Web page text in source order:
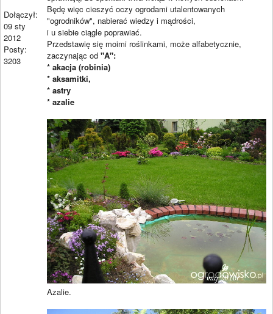
Dołączył:
09 sty
2012
Posty:
3203
Będę więc cieszyć oczy ogrodami utalentowanych
"ogrodników", nabierać wiedzy i mądrości,
i u siebie ciągle poprawiać.
Przedstawię się moimi roślinkami, może alfabetycznie,
zaczynając od "A":
* akacja (robinia)
* aksamitki,
* astry
* azalie
Azalie.